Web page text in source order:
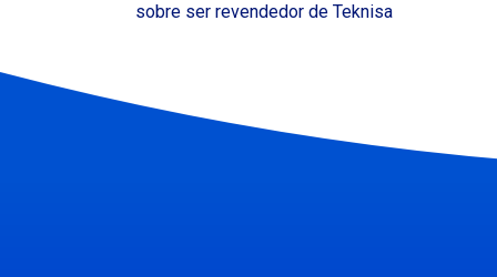
sobre ser revendedor de Teknisa